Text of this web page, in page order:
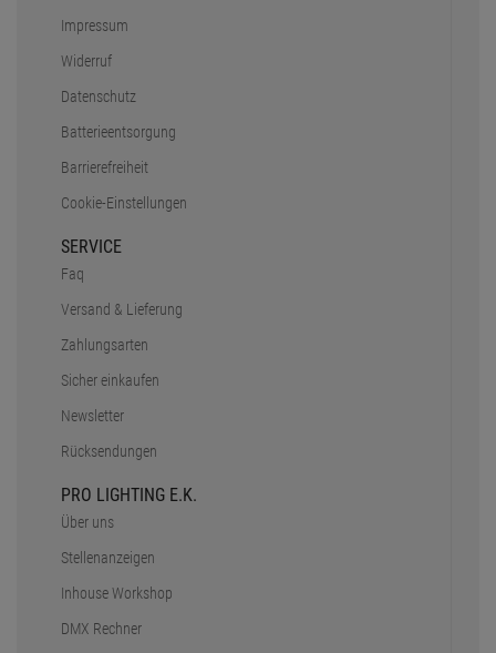
Impressum
Widerruf
Datenschutz
Batterieentsorgung
Barrierefreiheit
Cookie-Einstellungen
SERVICE
Faq
Versand & Lieferung
Zahlungsarten
Sicher einkaufen
Newsletter
Rücksendungen
PRO LIGHTING E.K.
Über uns
Stellenanzeigen
Inhouse Workshop
DMX Rechner